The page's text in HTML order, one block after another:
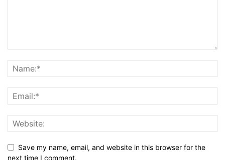
Save my name, email, and website in this browser for the
next time I comment.